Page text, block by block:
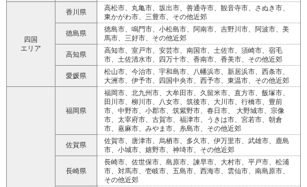
四国
エリア
香川県
高松市、丸亀市、坂出市、善通寺市、観音寺市、さぬき市、
東かがわ市、三豊市、その他近郊
徳島県
徳島市、鳴門市、小松島市、阿南市、吉野川市、阿波市、美
馬市、三好市、その他近郊
高知県
高知市、室戸市、安芸市、南国市、土佐市、須崎市、宿毛
市、土佐清水市、四万十市、香南市、香美市、その他近郊
愛媛県
松山市、今治市、宇和島市、八幡浜市、新居浜市、西条市、
大洲市、伊予市、四国中央市、西予市、東温市、その他近郊
福岡県
福岡市、北九州市、大牟田市、久留米市、直方市、飯塚市、
田川市、柳川市、八女市、筑後市、大川市、行橋市、豊前
市、中野市、小郡市、筑紫野市、春日市、 大野城市、宗像
市、太宰府市、古賀市、福津市、うきは市、宮若市、朝倉
市、嘉麻市、みやま市、糸島市、その他近郊
佐賀県
佐賀市、唐津市、烏栖市、多久市、伊万里市、武雄市、鹿島
市、小城市、嬉野市、神埼市、その他近郊
長崎県
長崎市、佐世保市、島原市、諫早市、大村市、平戸市、松浦
市、対馬市、壱岐市、五島市、西海市、雲仙市、南島原市、
その他近郊